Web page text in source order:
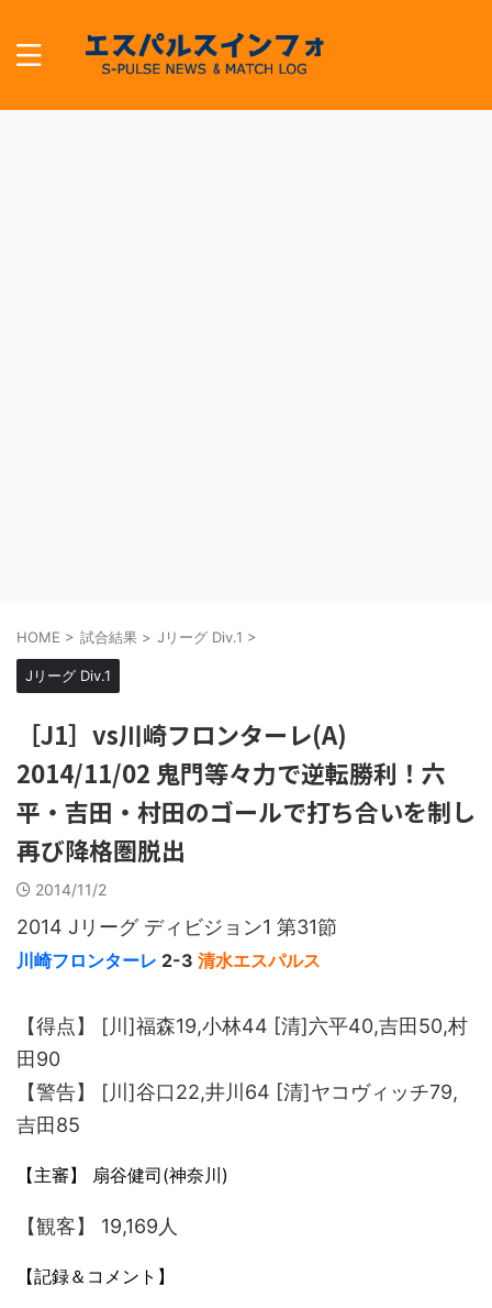
HOME > 試合結果 > Jリーグ Div.1 >
Jリーグ Div.1
［J1］vs川崎フロンターレ(A)
2014/11/02 鬼門等々力で逆転勝利！六
平・吉田・村田のゴールで打ち合いを制し
再び降格圏脱出
2014/11/2
2014 Jリーグ ディビジョン1 第31節
川崎フロンターレ 2-3 清水エスパルス
【得点】 [川]福森19,小林44 [清]六平40,吉田50,村
田90
【警告】 [川]谷口22,井川64 [清]ヤコヴィッチ79,
吉田85
【主審】 扇谷健司(神奈川)
【観客】 19,169人
【記録＆コメント】